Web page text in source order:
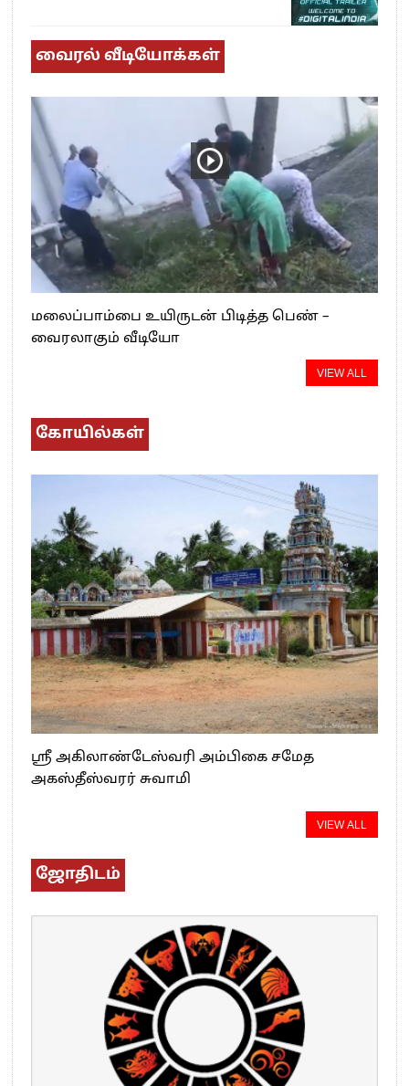
வைரல் வீடியோக்கள்
மலைப்பாம்பை உயிருடன் பிடித்த பெண் –
வைரலாகும் வீடியோ
VIEW ALL
கோயில்கள்
ஸ்ரீ அகிலாண்டேஸ்வரி அம்பிகை சமேத
அகஸ்தீஸ்வரர் சுவாமி
VIEW ALL
ஜோதிடம்